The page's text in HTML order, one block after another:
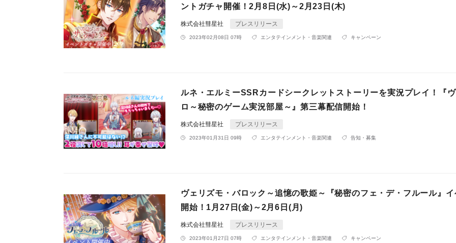
ントガチャ開催！2月8日(水)～2月23日(木)
株式会社彗星社 プレスリリース
2023年02月08日 07時 エンタテインメント・音楽関連 キャンペーン
ルネ・エルミーSSRカードシークレットストーリーを実況プレイ！『
ロ～秘密のゲーム実況部屋～』第三幕配信開始！
株式会社彗星社 プレスリリース
2023年01月31日 09時 エンタテインメント・音楽関連 告知・募集
ヴェリズモ・バロック～追憶の歌姫～『秘密のフェ・デ・フルール』イ
開始！1月27日(金)～2月6日(月)
株式会社彗星社 プレスリリース
2023年01月27日 07時 エンタテインメント・音楽関連 キャンペーン